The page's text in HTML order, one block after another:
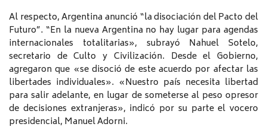
Al respecto, Argentina anunció “la disociación del Pacto del
Futuro”. “En la nueva Argentina no hay lugar para agendas
internacionales totalitarias», subrayó Nahuel Sotelo,
secretario de Culto y Civilización. Desde el Gobierno,
agregaron que «se disoció de este acuerdo por afectar las
libertades individuales». «Nuestro país necesita libertad
para salir adelante, en lugar de someterse al peso opresor
de decisiones extranjeras», indicó por su parte el vocero
presidencial, Manuel Adorni.